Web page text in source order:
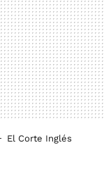
El Corte Inglés